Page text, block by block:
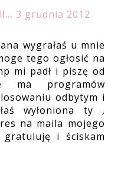
3 grudnia 2012
wygrałaś u mnie
tego ogłosić na
mi padł i piszę od
programów
odbytym i
wyłoniona ty ,
na maila mojego
gratuluję i ściskam